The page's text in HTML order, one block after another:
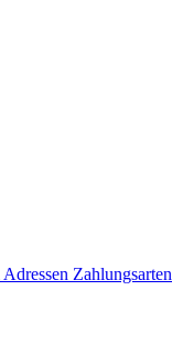
Adressen Zahlungsarten